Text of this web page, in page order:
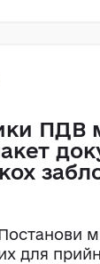
ПДВ
для